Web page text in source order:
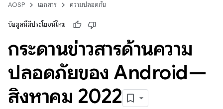
AOSP เอกสาร ความปลอดภัย
ข้อมูลนี้มีประโยชน์ไหม
กระดานข่าวสารด้านความ
ปลอดภัยของ Android—
สิงหาคม 2022